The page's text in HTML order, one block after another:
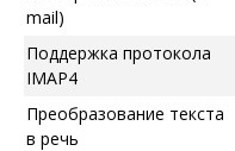
mail)
Поддержка протокола
IMAP4
Преобразование текста
в речь